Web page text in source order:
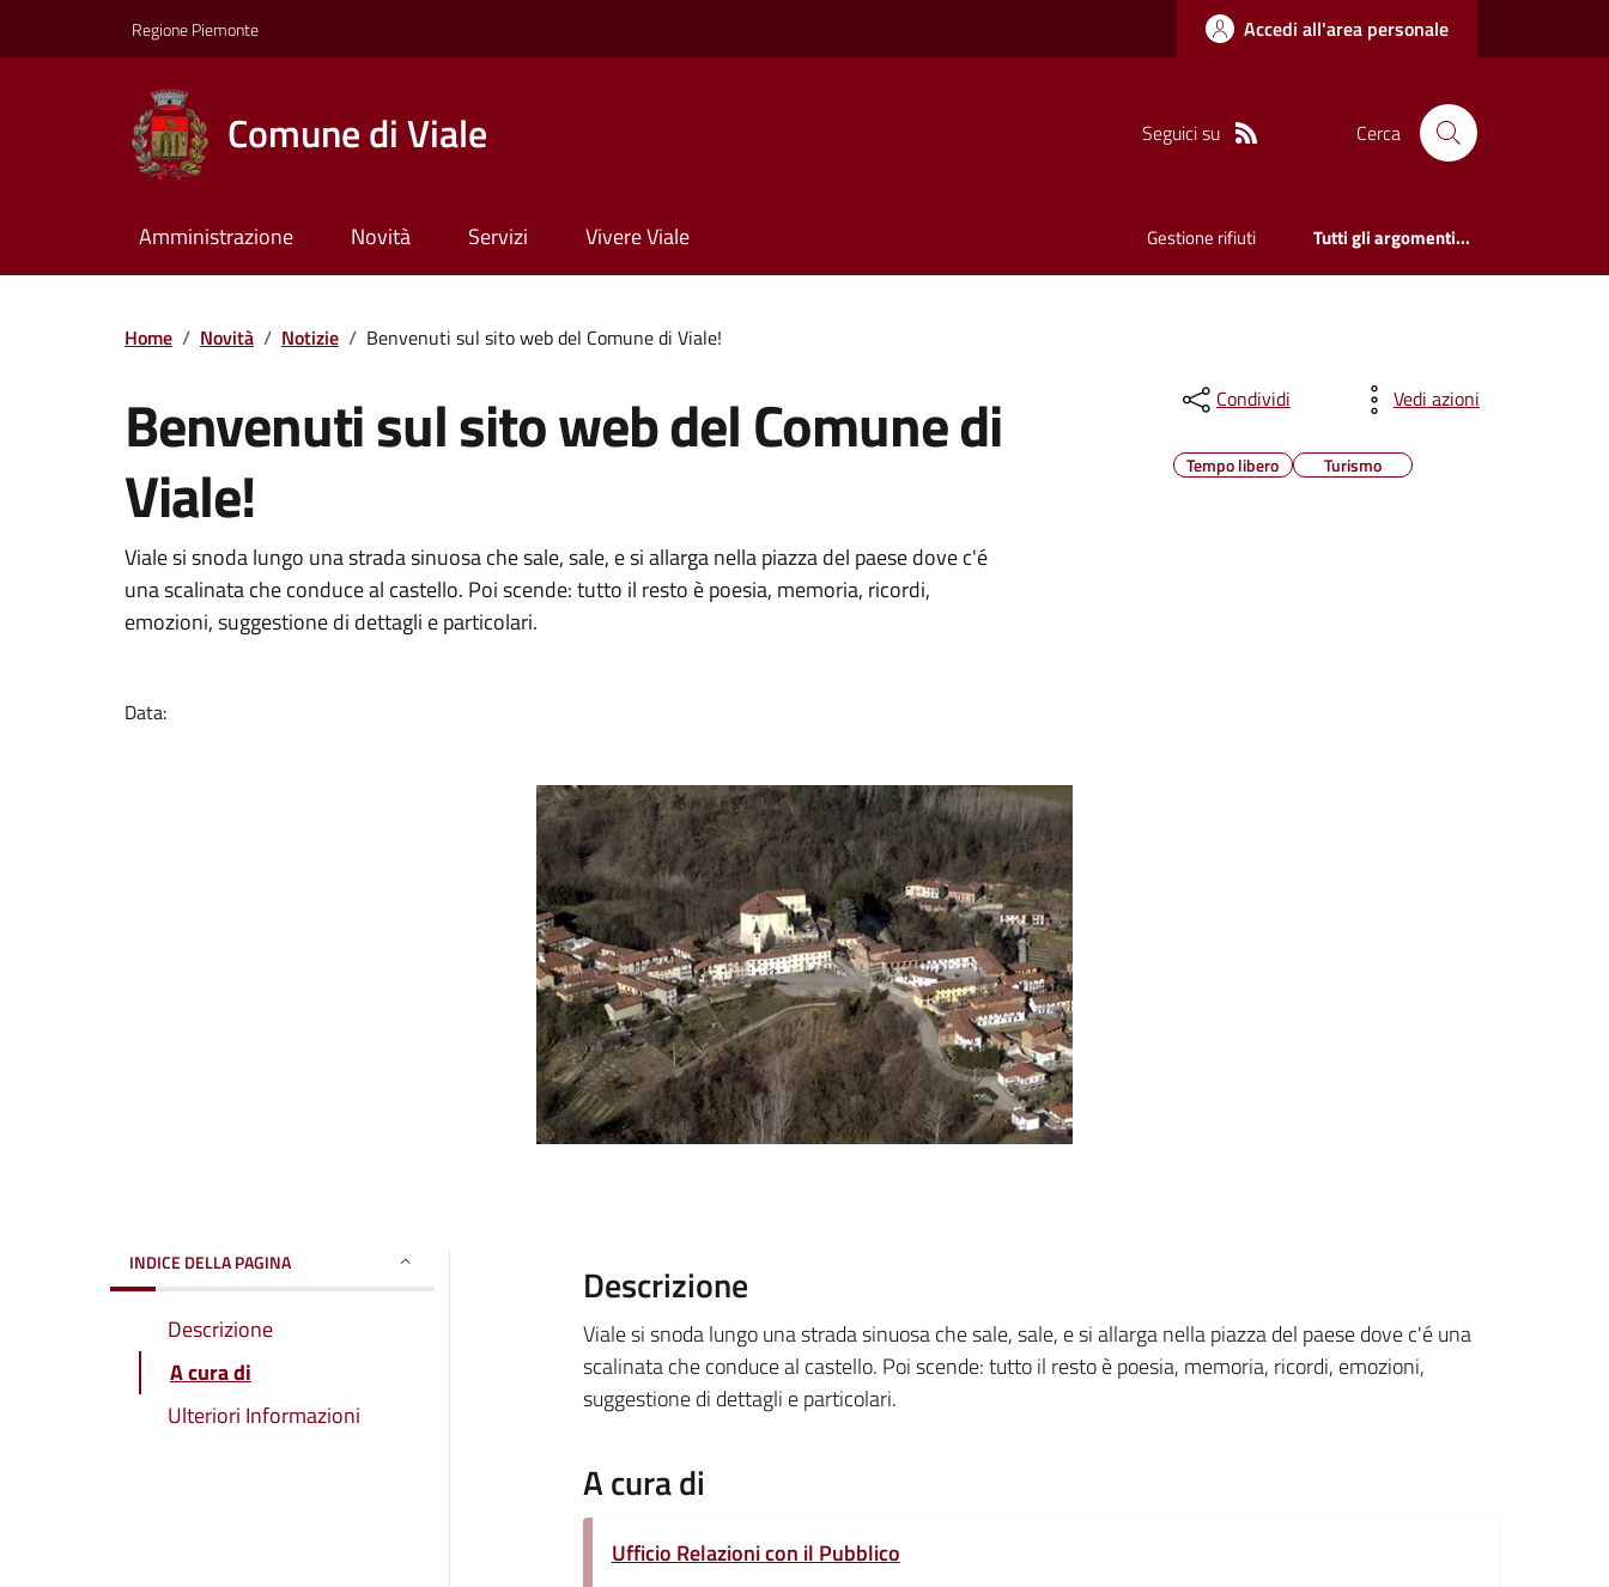
Regione Piemonte Accedi all'area personale
Comune di Viale Seguici su Cerca
Amministrazione Novità Servizi Vivere Viale Gestione rifiuti Tutti gli argomenti...
Home / Novità / Notizie / Benvenuti sul sito web del Comune di Viale!
Benvenuti sul sito web del Comune di
Viale!
Viale si snoda lungo una strada sinuosa che sale, sale, e si allarga nella piazza del paese dove c'é
una scalinata che conduce al castello. Poi scende: tutto il resto è poesia, memoria, ricordi,
emozioni, suggestione di dettagli e particolari.
Data:
Condividi Vedi azioni
Tempo libero Turismo
INDICE DELLA PAGINA
Descrizione
A cura di
Ulteriori Informazioni
Descrizione
Viale si snoda lungo una strada sinuosa che sale, sale, e si allarga nella piazza del paese dove c'é una
scalinata che conduce al castello. Poi scende: tutto il resto è poesia, memoria, ricordi, emozioni,
suggestione di dettagli e particolari.
A cura di
Ufficio Relazioni con il Pubblico